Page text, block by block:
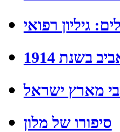
גיליון רפואי
בשנת 1914
צבי מארץ ישראל
סיפורו של מלון